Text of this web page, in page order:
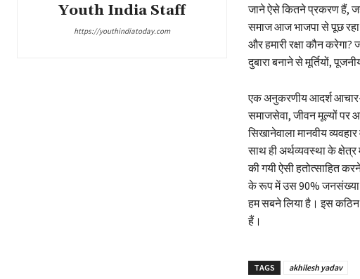
Youth India Staff
https://youthindiatoday.com
जाने ऐसे कितने प्रकरण हैं,
समाज आज भाजपा से पूछ रहा
और हमारी रक्षा कौन करेगा?
दुबारा बनाने से मूर्तियों,
एक अनुकरणीय आदर्श आचार-
समाजसेवा, जीवन मूल्यों पर
सिखानेवाला मानवीय
साथ ही अर्थव्यवस्था के क्षेत्र
की गयी ऐसी हतोत्साहित
के रूप में उस 90% जनसंख्या
हम सबने लिया है। इस
हैं।
TAGS akhilesh yadav